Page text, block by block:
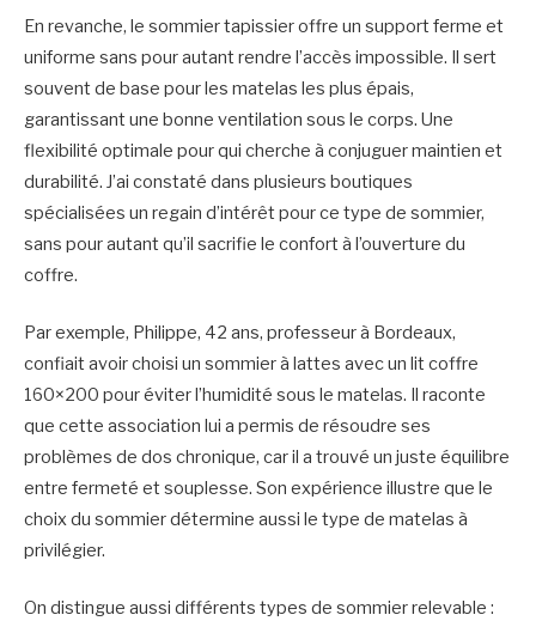
En revanche, le sommier tapissier offre un support ferme et
uniforme sans pour autant rendre l’accès impossible. Il sert
souvent de base pour les matelas les plus épais,
garantissant une bonne ventilation sous le corps. Une
flexibilité optimale pour qui cherche à conjuguer maintien et
durabilité. J’ai constaté dans plusieurs boutiques
spécialisées un regain d’intérêt pour ce type de sommier,
sans pour autant qu’il sacrifie le confort à l’ouverture du
coffre.
Par exemple, Philippe, 42 ans, professeur à Bordeaux,
confiait avoir choisi un sommier à lattes avec un lit coffre
160×200 pour éviter l’humidité sous le matelas. Il raconte
que cette association lui a permis de résoudre ses
problèmes de dos chronique, car il a trouvé un juste équilibre
entre fermeté et souplesse. Son expérience illustre que le
choix du sommier détermine aussi le type de matelas à
privilégier.
On distingue aussi différents types de sommier relevable :